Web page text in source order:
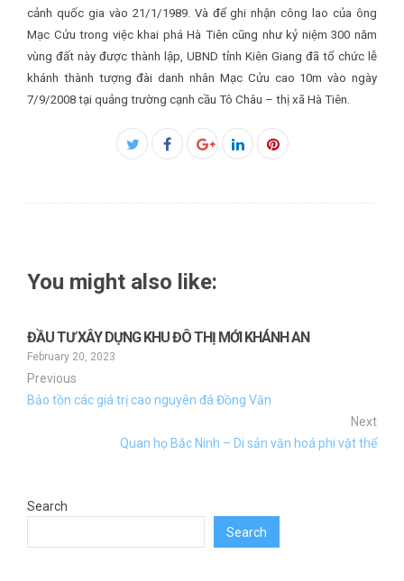
cảnh quốc gia vào 21/1/1989. Và để ghi nhận công lao của ông
Mạc Cửu trong việc khai phá Hà Tiên cũng như kỷ niệm 300 năm
vùng đất này được thành lập, UBND tỉnh Kiên Giang đã tổ chức lễ
khánh thành tượng đài danh nhân Mạc Cửu cao 10m vào ngày
7/9/2008 tại quảng trường cạnh cầu Tô Châu – thị xã Hà Tiên.
Facebook
You might also like:
ĐẦU TƯ XÂY DỰNG KHU ĐÔ THỊ MỚI KHÁNH AN
February 20, 2023
Previous
Bảo tồn các giá trị cao nguyên đá Đồng Văn
Next
Quan họ Bắc Ninh – Di sản văn hoá phi vật thể
Search
Search